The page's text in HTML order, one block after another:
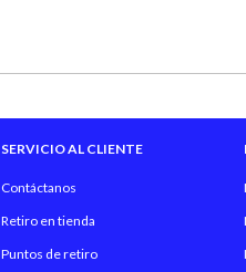
SERVICIO AL CLIENTE
Contáctanos
Retiro en tienda
Puntos de retiro